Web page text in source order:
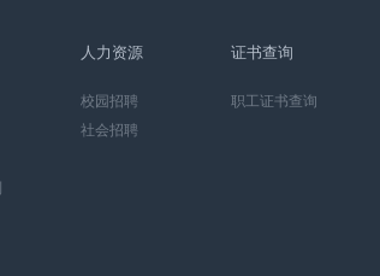
人力资源
校园招聘
社会招聘
证书查询
职工证书查询